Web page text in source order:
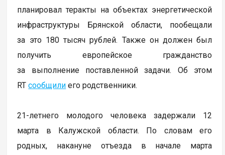
планировал теракты на объектах энергетической
инфраструктуры Брянской области, пообещали
за это 180 тысяч рублей. Также он должен был
получить европейское гражданство
за выполнение поставленной задачи. Об этом
RTсообщили его родственники.
21-летнего молодого человека задержали 12
марта в Калужской области. По словам его
родных, накануне отъезда в начале марта